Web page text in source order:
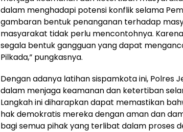
dalam menghadapi potensi konflik selama
gambaran bentuk penanganan terhadap
masyarakat tidak perlu mencontohnya.
segala bentuk gangguan yang dapat
Pilkada,” pungkasnya.
Dengan adanya latihan sispamkota ini, Polres
dalam menjaga keamanan dan ketertiban
Langkah ini diharapkan dapat memastikan
hak demokratis mereka dengan aman dan
bagi semua pihak yang terlibat dalam proses